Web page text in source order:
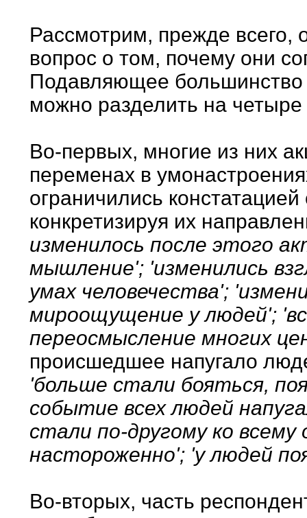
Рассмотрим, прежде всего,
вопрос о том, почему они
Подавляющее большинство
можно разделить на четыре
Во-первых, многие из них
переменах в
ограничились
конкретизируя их
изменилось после этого
мышление'; 'изменились
умах человечества';
мироощущение у людей';
переосмысление многих
происшедшее напугало
'больше стали бояться,
событие всех людей
стали по-другому ко
настороженно'; 'у людей
Во-вторых, часть